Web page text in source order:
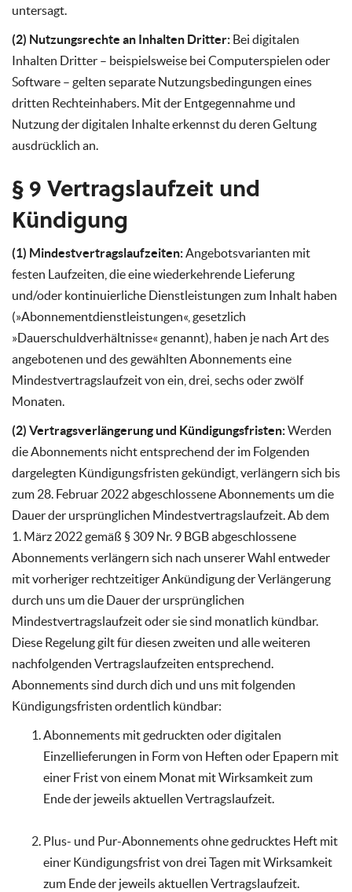
untersagt.
(2) Nutzungsrechte an Inhalten Dritter: Bei digitalen
Inhalten Dritter – beispielsweise bei Computerspielen oder
Software – gelten separate Nutzungsbedingungen eines
dritten Rechteinhabers. Mit der Entgegennahme und
Nutzung der digitalen Inhalte erkennst du deren Geltung
ausdrücklich an.
§ 9 Vertragslaufzeit und
Kündigung
(1) Mindestvertragslaufzeiten:Angebotsvarianten mit
festen Laufzeiten, die eine wiederkehrende Lieferung
und/oder kontinuierliche Dienstleistungen zum Inhalt haben
(»Abonnementdienstleistungen«, gesetzlich
»Dauerschuldverhältnisse« genannt), haben je nach Art des
angebotenen und des gewählten Abonnements eine
Mindestvertragslaufzeit von ein, drei, sechs oder zwölf
Monaten.
(2) Vertragsverlängerung und Kündigungsfristen:Werden
die Abonnements nicht entsprechend der im Folgenden
dargelegten Kündigungsfristen gekündigt, verlängern sich bis
zum 28. Februar 2022 abgeschlossene Abonnements um die
Dauer der ursprünglichen Mindestvertragslaufzeit. Ab dem
1. März 2022 gemäß § 309 Nr. 9 BGB abgeschlossene
Abonnements verlängern sich nach unserer Wahl entweder
mit vorheriger rechtzeitiger Ankündigung der Verlängerung
durch uns um die Dauer der ursprünglichen
Mindestvertragslaufzeit oder sie sind monatlich kündbar.
Diese Regelung gilt für diesen zweiten und alle weiteren
nachfolgenden Vertragslaufzeiten entsprechend.
Abonnements sind durch dich und uns mit folgenden
Kündigungsfristen ordentlich kündbar:
Abonnements mit gedruckten oder digitalen
Einzellieferungen in Form von Heften oder Epapern mit
einer Frist von einem Monat mit Wirksamkeit zum
Ende der jeweils aktuellen Vertragslaufzeit.
Plus- und Pur-Abonnements ohne gedrucktes Heft mit
einer Kündigungsfrist von drei Tagen mit Wirksamkeit
zum Ende der jeweils aktuellen Vertragslaufzeit.